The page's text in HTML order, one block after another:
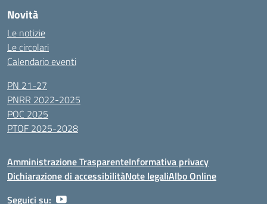
Novità
Le notizie
Le circolari
Calendario eventi
PN 21-27
PNRR 2022-2025
POC 2025
PTOF 2025-2028
Amministrazione TrasparenteInformativa privacy
Dichiarazione di accessibilitàNote legaliAlbo Online
Seguici su: